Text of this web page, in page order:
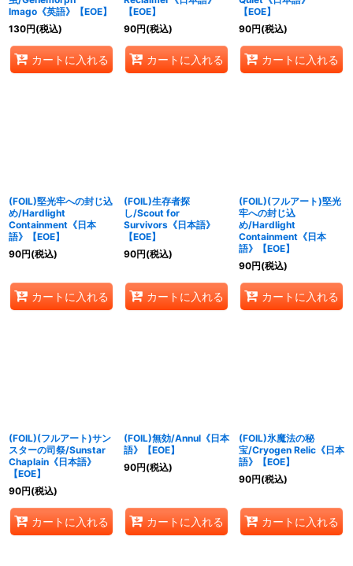
Imago《英語》【EOE】
130円(税込)
カートに入れる
【EOE】
90円(税込)
カートに入れる
【EOE】
90円(税込)
カートに入れる
(FOIL)堅光牢への封じ込
め/Hardlight
Containment《日本
語》【EOE】
90円(税込)
カートに入れる
(FOIL)生存者探
し/Scout for
Survivors《日本語》
【EOE】
90円(税込)
カートに入れる
(FOIL)(フルアート)堅光
牢への封じ込
め/Hardlight
Containment《日本
語》【EOE】
90円(税込)
カートに入れる
(FOIL)(フルアート)サン
スターの司祭/Sunstar
Chaplain《日本語》
【EOE】
90円(税込)
カートに入れる
(FOIL)無効/Annul《日本
語》【EOE】
90円(税込)
カートに入れる
(FOIL)氷魔法の秘
宝/Cryogen Relic《日本
語》【EOE】
90円(税込)
カートに入れる